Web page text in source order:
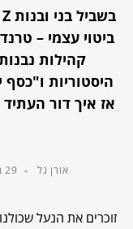
ביטוי עצמי –
קהילות
היסטוריות
אז איך דור
אורן גל 29 ביוני, 2022
זוכרים את הנעל